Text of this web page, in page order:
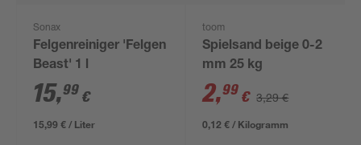
Sonax
Felgenreiniger 'Felgen
Beast' 1 l
15,99 €
15,99 € / Liter
toom
Spielsand beige 0-2
mm 25 kg
2,99 € 3,29 €
0,12 € / Kilogramm